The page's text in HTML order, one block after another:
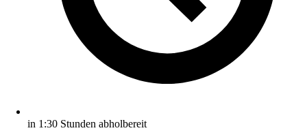
in 1:30 Stunden abholbereit